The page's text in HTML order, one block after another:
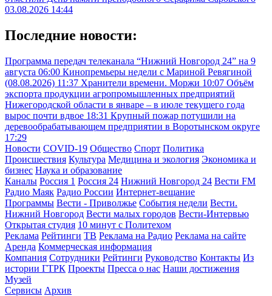
03.08.2026 14:44
Последние новости:
Программа передач телеканала “Нижний Новгород 24” на 9
августа 06:00 Кинопремьеры недели с Мариной Ревягиной
(08.08.2026) 11:37 Хранители времени. Моржи 10:07 Объём
экспорта продукции агропромышленных предприятий
Нижегородской области в январе – в июле текущего года
вырос почти вдвое 18:31 Крупный пожар потушили на
деревообрабатывающем предприятии в Воротынском округе
17:29
Новости COVID-19 Общество Спорт Политика
Происшествия Культура Медицина и экология Экономика и
бизнес Наука и образование
Каналы Россия 1 Россия 24 Нижний Новгород 24 Вести FM
Радио Маяк Радио России Интернет-вещание
Программы Вести - Приволжье События недели Вести.
Нижний Новгород Вести малых городов Вести-Интервью
Открытая студия 10 минут с Политехом
Реклама Рейтинги ТВ Реклама на Радио Реклама на сайте
Аренда Коммерческая информация
Компания Сотрудники Рейтинги Руководство Контакты Из
истории ГТРК Проекты Пресса о нас Наши достижения
Музей
Сервисы Архив